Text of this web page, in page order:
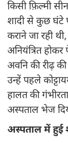
किसी फ़िल्मी
शादी से कुछ
कराने जा रही
अनियंत्रित
अवनि की रीढ़
उन्हें पहले
हालत की
अस्पताल भेज
अस्पताल में हुई